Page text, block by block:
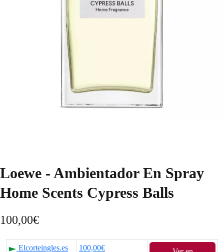
Loewe - Ambientador En Spray
Home Scents Cypress Balls
100,00€
Elcorteingles.es 100,00€